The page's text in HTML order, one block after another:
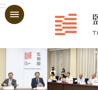
跳到主要內容區塊
:::